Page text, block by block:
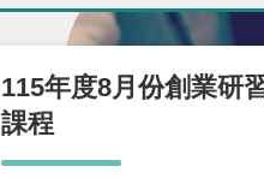
115年度8月份創業研
課程